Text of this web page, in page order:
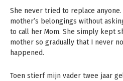
She never tried to replace
mother’s belongings without
to call her Mom. She simply kept
mother so gradually that I never
happened.
Toen stierf mijn vader twee jaar